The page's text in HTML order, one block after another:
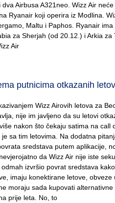
Airbusa A321neo. Wizz Air
Ryanair koji operira iz Modlina.
Maltu i Paphos. Ryanair ima
za Sherjah (od 20.12.) i Arkia za
Air
putnicima otkazanih
Wizz Airovih letova za
nije im javljeno da su letovi
nakon što čekaju satima na call
sa tim letovima. Na dodatna
sredstava putem aplikacije,
da Wizz Air nije iste
izvršio povrat sredstava
imaju konektirane letove, obveze
moraju sada kupovati alternativne
prije leta. No, to